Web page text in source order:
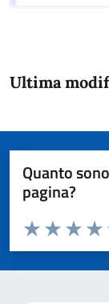
Ultima
Quanto
pagina?
Domanda
Valuta da 1 a 5
Valuta
Valuta 2
Valuta 1 stelle